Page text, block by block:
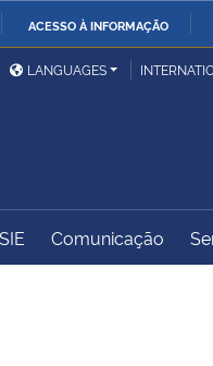
ACESSO À INFORMAÇÃO
das Relações
Geral da
LANGUAGES
Comunicação